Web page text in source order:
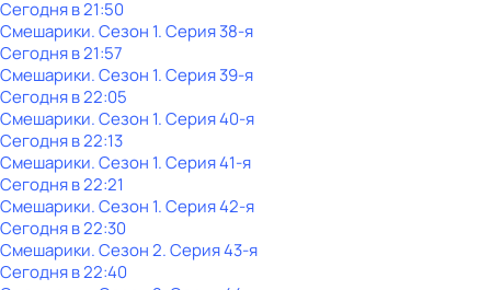
Сегодня в 21:50
Смешарики. Сезон 1. Серия 38-я
Сегодня в 21:57
Смешарики. Сезон 1. Серия 39-я
Сегодня в 22:05
Смешарики. Сезон 1. Серия 40-я
Сегодня в 22:13
Смешарики. Сезон 1. Серия 41-я
Сегодня в 22:21
Смешарики. Сезон 1. Серия 42-я
Сегодня в 22:30
Смешарики. Сезон 2. Серия 43-я
Сегодня в 22:40